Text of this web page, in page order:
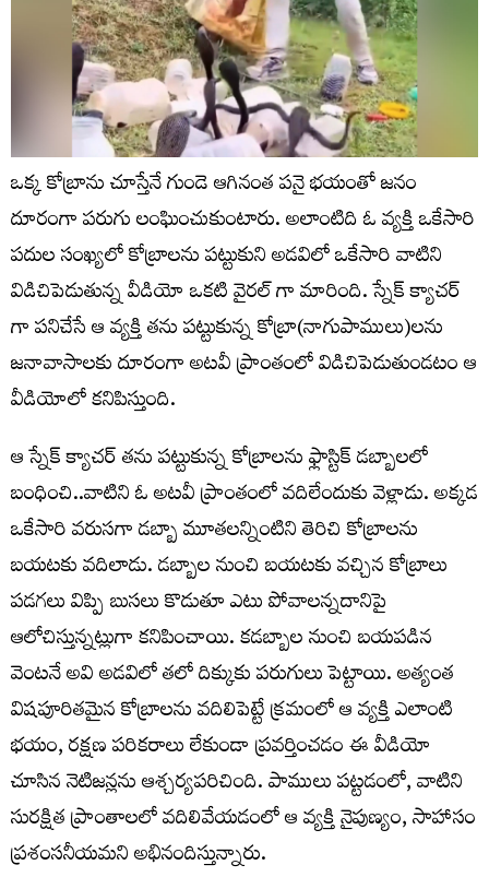
ఒక్క కోబ్రాను చూస్తేనే గుండె ఆగినంత పనై భయంతో జనం
దూరంగా పరుగు లంఘించుకుంటారు. అలాంటిది ఓ వ్యక్తి ఒకేసారి
పదుల సంఖ్యలో కోబ్రాలను పట్టుకుని అడవిలో ఒకేసారి వాటిని
విడిచిపెడుతున్న వీడియో ఒకటి వైరల్ గా మారింది. స్నేక్ క్యాచర్
గా పనిచేసే ఆ వ్యక్తి తను పట్టుకున్న కోబ్రా(నాగుపాములు)లను
జనావాసాలకు దూరంగా అటవీ ప్రాంతంలో విడిచిపెడుతుండటం ఆ
వీడియోలో కనిపిస్తుంది.
ఆ స్నేక్ క్యాచర్ తను పట్టుకున్న కోబ్రాలను ఫ్లాస్టిక్ డబ్బాలలో
బంధించి..వాటిని ఓ అటవీ ప్రాంతంలో వదిలేందుకు వెళ్లాడు. అక్కడ
ఒకేసారి వరుసగా డబ్బా మూతలన్నింటిని తెరిచి కోబ్రాలను
బయటకు వదిలాడు. డబ్బాల నుంచి బయటకు వచ్చిన కోబ్రాలు
పడగలు విప్పి బుసలు కొడుతూ ఎటు పోవాలన్నదానిపై
ఆలోచిస్తున్నట్లుగా కనిపించాయి. కడబ్బాల నుంచి బయపడిన
వెంటనే అవి అడవిలో తలో దిక్కుకు పరుగులు పెట్టాయి. అత్యంత
విషపూరితమైన కోబ్రాలను వదిలిపెట్టే క్రమంలో ఆ వ్యక్తి ఎలాంటి
భయం, రక్షణ పరికరాలు లేకుండా ప్రవర్తించడం ఈ వీడియో
చూసిన నెటిజన్లను ఆశ్చర్యపరిచింది. పాములు పట్టడంలో, వాటిని
సురక్షిత ప్రాంతాలలో వదిలివేయడంలో ఆ వ్యక్తి నైపుణ్యం, సాహాసం
ప్రశంసనీయమని అభినందిస్తున్నారు.